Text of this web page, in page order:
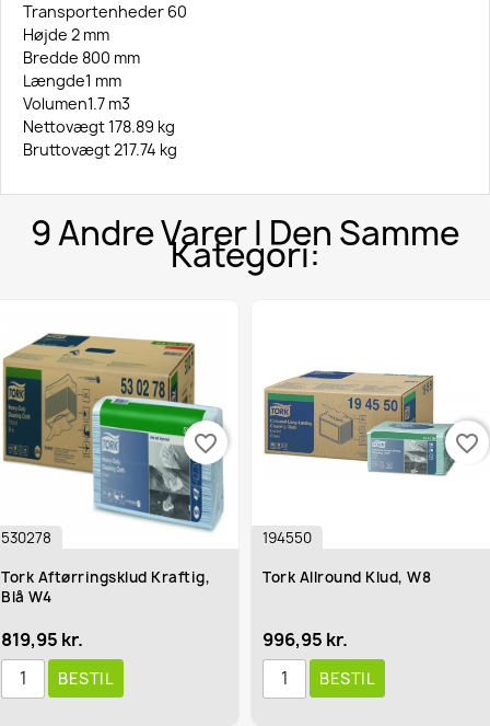
Transportenheder 60
Højde 2 mm
Bredde 800 mm
Længde1 mm
Volumen1.7 m3
Nettovægt 178.89 kg
Bruttovægt 217.74 kg
9 Andre Varer I Den Samme
Kategori:
Kraftig,
favorite_border
Tork Allround Klud, W8
favorite_border
Tork